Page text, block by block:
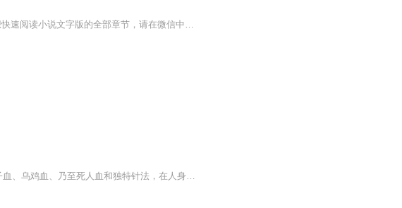
【收听须知】1、医武天龙叶凌天2、由于音频节目更新的比较慢，如想快速阅读小说文字版的全部章节，请在微信中搜索公/众/号【黑葡萄文学】，关注后，并在公/众/号中回复：【816】，便可快速阅读小说文字版全集。（注意：需要在公/众/号中回复才有效哦）
“阴时阴月”出生的李朝睿，拜入一位神秘的“阴纹冥绣师”门下。用黄皮子血、乌鸡血、乃至死人血和独特针法，在人身纹刻特定图案，向鬼神“借力”，实现改命、招财、驱邪、护身，从而走上了与鬼共舞的惊悚之路。